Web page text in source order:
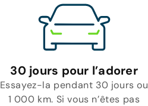
30 jours pour l’adorer
Essayez-la pendant 30 jours ou
1 000 km. Si vous n’êtes pas